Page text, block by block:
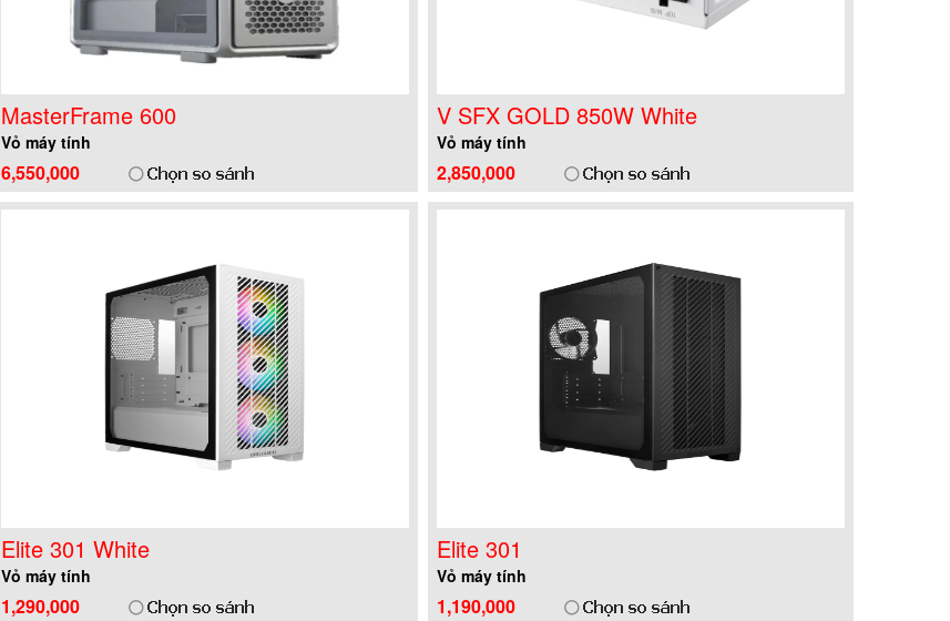
MasterFrame 600
Vỏ máy tính
6,550,000
V SFX GOLD 850W White
Vỏ máy tính
2,850,000
Elite 301 White
Vỏ máy tính
1,290,000
Elite 301
Vỏ máy tính
1,190,000